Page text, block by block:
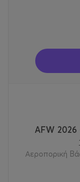
AFW
Αεροπορική